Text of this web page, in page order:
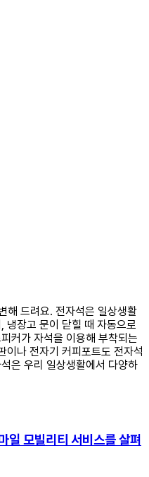
해 드려요. 전자석은 일상생활
냉장고 문이 닫힐 때 자동으로
커가 자석을 이용해 부착되는
이나 전자기 커피포트도 전자석
은 우리 일상생활에서 다양하
일 모빌리티 서비스를 살펴